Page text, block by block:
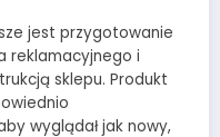
jest przygotowanie
reklamacyjnego i
sklepu. Produkt
wyglądał jak nowy,